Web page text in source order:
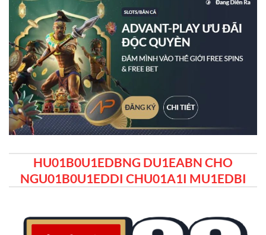
HU01B0U1EDBNG DU1EABN CHO
NGU01B0U1EDDI CHU01A1I MU1EDBI